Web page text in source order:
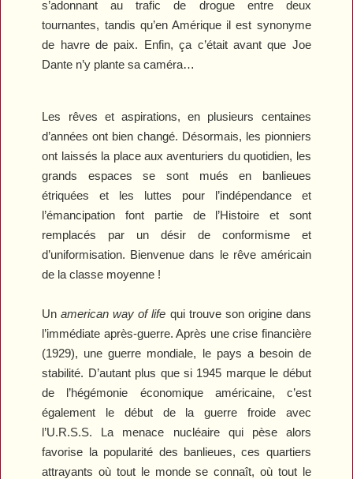
s’adonnant au trafic de drogue entre deux
tournantes, tandis qu’en Amérique il est synonyme
de havre de paix. Enfin, ça c’était avant que Joe
Dante n’y plante sa caméra…
Les rêves et aspirations, en plusieurs centaines
d’années ont bien changé. Désormais, les pionniers
ont laissés la place aux aventuriers du quotidien, les
grands espaces se sont mués en banlieues
étriquées et les luttes pour l’indépendance et
l’émancipation font partie de l’Histoire et sont
remplacés par un désir de conformisme et
d’uniformisation. Bienvenue dans le rêve américain
de la classe moyenne !
Unamerican way of life qui trouve son origine dans
l’immédiate après-guerre. Après une crise financière
(1929), une guerre mondiale, le pays a besoin de
stabilité. D’autant plus que si 1945 marque le début
de l’hégémonie économique américaine, c’est
également le début de la guerre froide avec
l’U.R.S.S. La menace nucléaire qui pèse alors
favorise la popularité des banlieues, ces quartiers
attrayants où tout le monde se connaît, où tout le